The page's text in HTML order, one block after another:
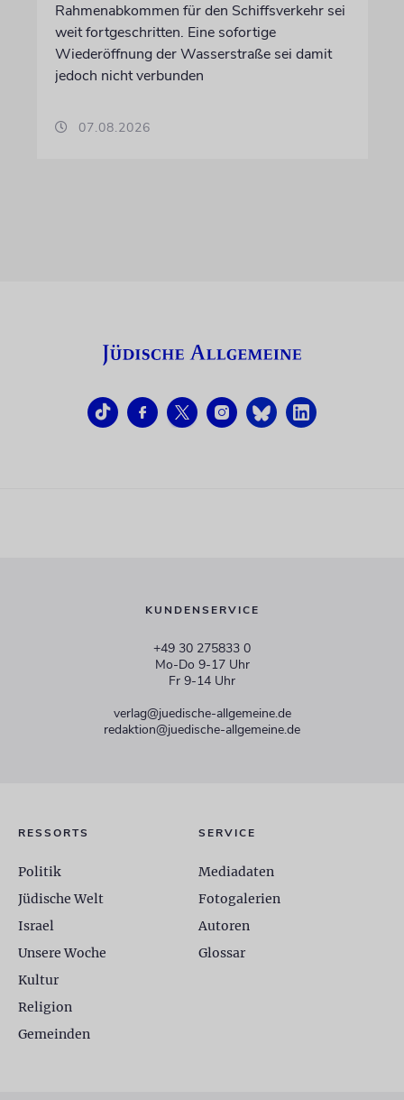
Rahmenabkommen für den Schiffsverkehr sei
weit fortgeschritten. Eine sofortige
Wiederöffnung der Wasserstraße sei damit
jedoch nicht verbunden
07.08.2026
KUNDENSERVICE
+49 30 275833 0
Mo-Do 9-17 Uhr
Fr 9-14 Uhr
verlag@juedische-allgemeine.de
redaktion@juedische-allgemeine.de
RESSORTS
Politik
Jüdische Welt
Israel
Unsere Woche
Kultur
Religion
Gemeinden
SERVICE
Mediadaten
Fotogalerien
Autoren
Glossar